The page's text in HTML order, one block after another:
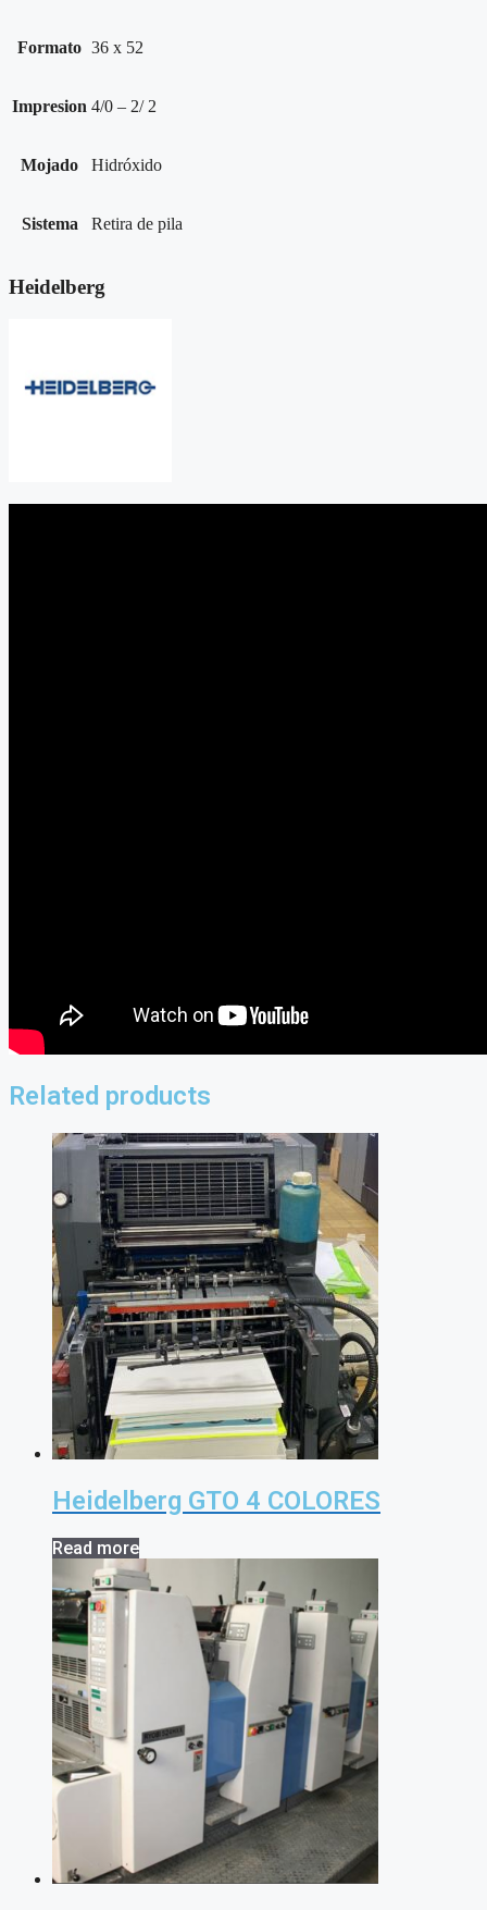
Formato 36 x 52
Impresion 4/0 – 2/ 2
Mojado Hidróxido
Sistema Retira de pila
Heidelberg
Related products
Heidelberg GTO 4 COLORES
Read more